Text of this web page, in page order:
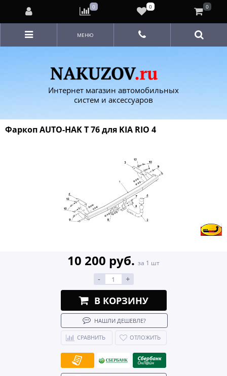
Интернет магазин автомобильных
систем и аксессуаров
МЕНЮ
Фаркоп AUTO-HAK T 76 для KIA RIO 4
10 200 руб. за 1 шт
- +
В КОРЗИНУ
НАШЛИ ДЕШЕВЛЕ?
СРАВНИТЬ ОТЛОЖИТЬ
0 0 0